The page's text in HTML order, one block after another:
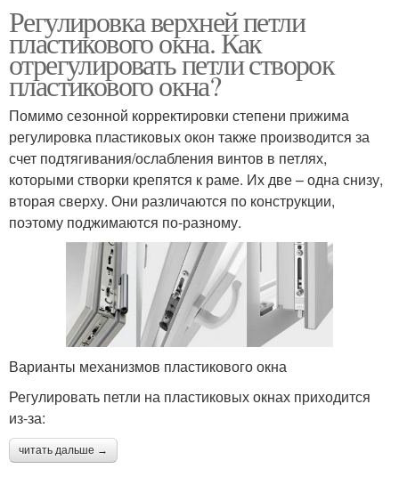
Регулировка верхней петли
пластикового окна. Как
отрегулировать петли створок
пластикового окна?
Помимо сезонной корректировки степени прижима
регулировка пластиковых окон также производится за
счет подтягивания/ослабления винтов в петлях,
которыми створки крепятся к раме. Их две – одна снизу,
вторая сверху. Они различаются по конструкции,
поэтому поджимаются по-разному.
Варианты механизмов пластикового окна
Регулировать петли на пластиковых окнах приходится
из-за:
читать дальше →